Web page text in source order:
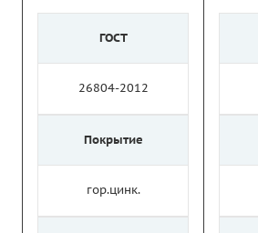
ГОСТ
26804-2012
Покрытие
гор.цинк.